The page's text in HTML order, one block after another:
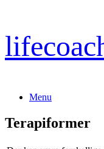
Gå
indhold
Menu
Terapiformer